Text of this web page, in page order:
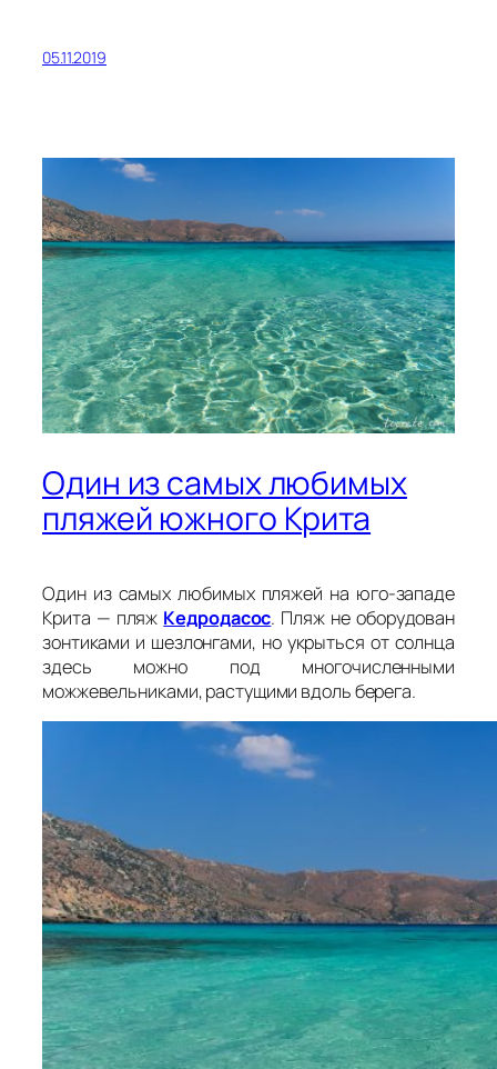
05.11.2019
Один из самых любимых
пляжей южного Крита
Один из самых любимых пляжей на юго-западе
Крита — пляж Кедродасос. Пляж не оборудован
зонтиками и шезлонгами, но укрыться от солнца
здесь можно под многочисленными
можжевельниками, растущими вдоль берега.